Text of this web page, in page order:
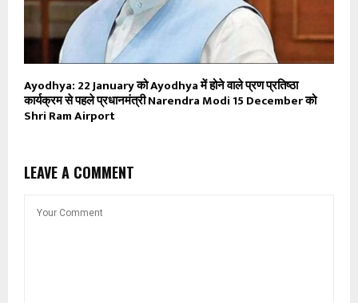
Ayodhya: 22 January को Ayodhya में होने वाले प्रण प्रतिष्ठा
कार्यक्रम से पहले प्रधानमंत्री Narendra Modi 15 December को
Shri Ram Airport
LEAVE A COMMENT